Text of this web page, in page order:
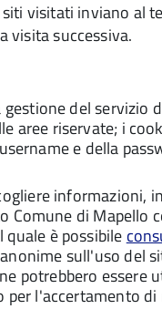
visitati inviano al
visita successiva.
del
aree riservate; i
e della
informazioni,
Comune di Mapello
quale è possibile
sull'uso del
potrebbero
per l'accertamento